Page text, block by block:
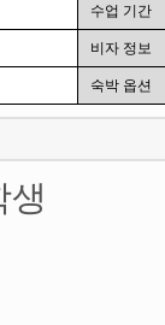
수업 기간
비자 정보
숙박 옵션
생